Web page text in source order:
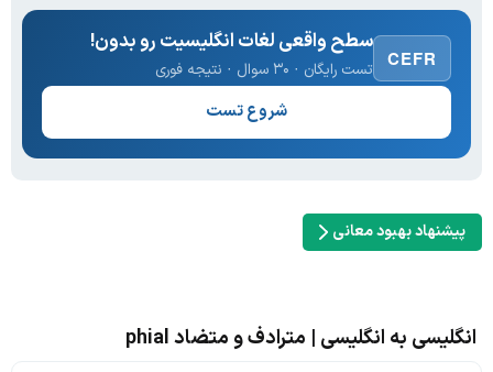
CEFR
سطح واقعی لغات انگلیسیت رو بدون!
تست رایگان · ۳۰ سوال · نتیجه فوری
شروع تست
پیشنهاد بهبود معانی
انگلیسی به انگلیسی | مترادف و متضاد phial